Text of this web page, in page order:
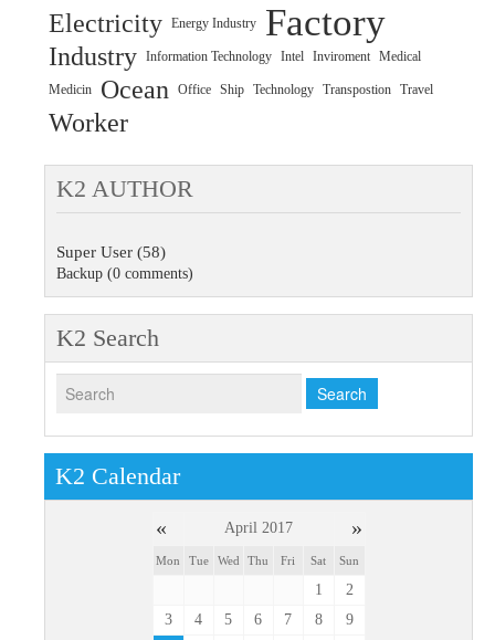
Electricity Energy Industry Factory
Industry Information Technology Intel Inviroment Medical
Medicin Ocean Office Ship Technology Transpostion Travel
Worker
K2 AUTHOR
Super User (58)
Backup (0 comments)
K2 Search
K2 Calendar
« April 2017 »
Mon Tue Wed Thu Fri Sat Sun
1
2
3
4 5 6 7 8
9